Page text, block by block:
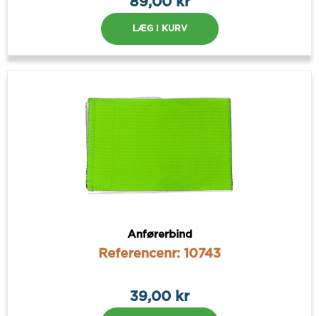
LÆG I KURV
Anførerbind
Referencenr: 10743
39,00 kr